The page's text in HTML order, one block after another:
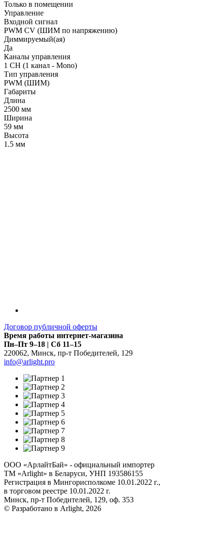
Только в помещении
Управление
Входной сигнал
PWM СV (ШИМ по напряжению)
Диммируемый(ая)
Да
Каналы управления
1 CH (1 канал - Mono)
Тип управления
PWM (ШИМ)
Габариты
Длина
2500 мм
Ширина
59 мм
Высота
1.5 мм
Договор публичной оферты
Время работы интернет-магазина
Пн–Пт 9–18 | Сб 11–15
220062, Минск, пр-т Победителей, 129
info@arlight.pro
ООО «АрлайтБай» - официальный импортер
ТМ «Arlight» в Беларуси, УНП 193586155
Регистрация в Мингорисполкоме 10.01.2022 г.,
в торговом реестре 10.01.2022 г.
Минск, пр-т Победителей, 129, оф. 353
© Разработано в Arlight, 2026